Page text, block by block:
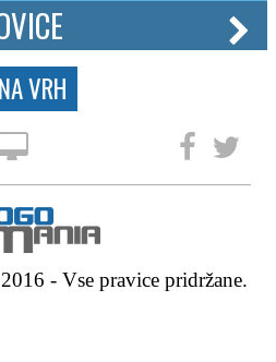
NA VRH
- Vse pravice pridržane.